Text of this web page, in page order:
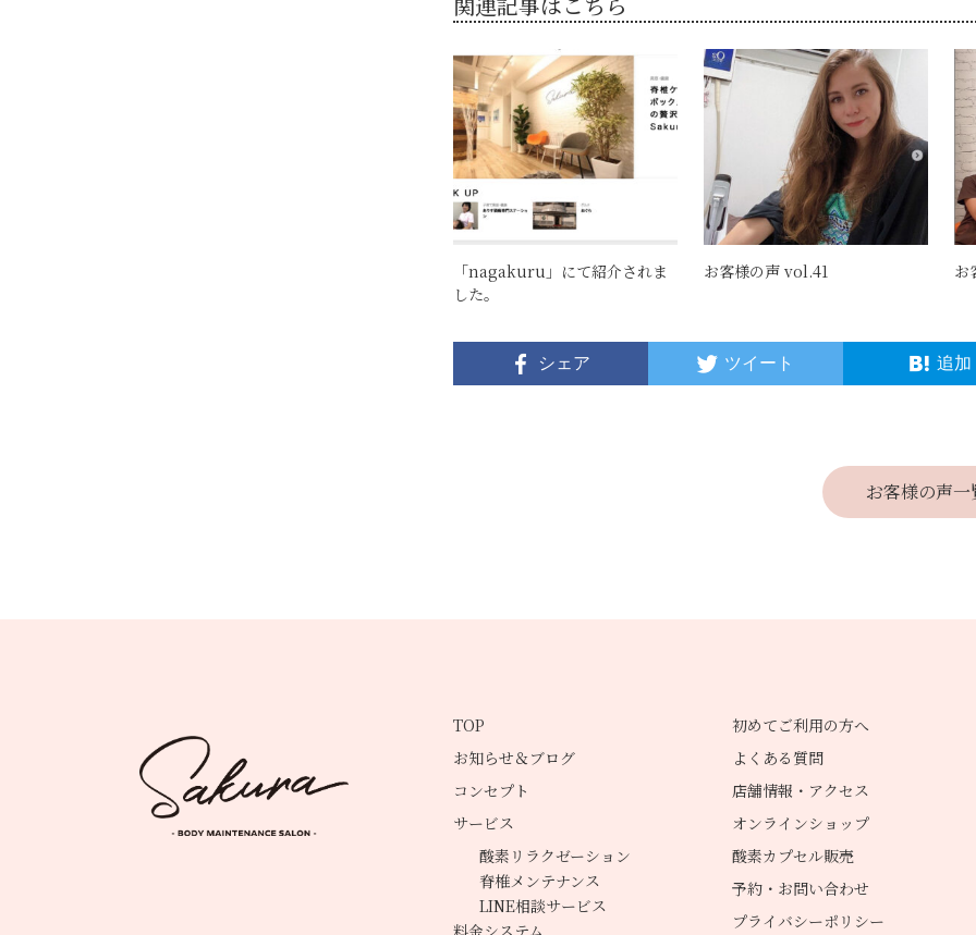
「nagakuru」にて紹介されま
した。
お客様の声 vol.41 お
シェア ツイート 追加
お客様の声一
TOP
お知らせ＆ブログ
コンセプト
サービス
酸素リラクゼーション
脊椎メンテナンス
LINE相談サービス
初めてご利用の方へ
よくある質問
店舗情報・アクセス
オンラインショップ
酸素カプセル販売
予約・お問い合わせ
プライバシーポリシー